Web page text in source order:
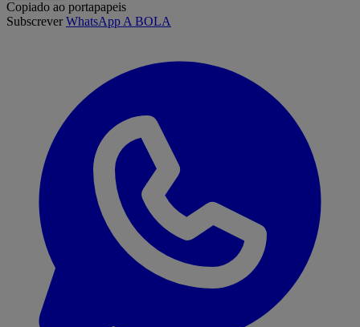
Copiado ao portapapeis
SubscreverWhatsApp A BOLA